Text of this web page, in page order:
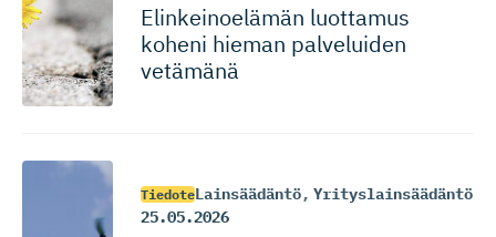
Elinkeinoelämän luottamus
koheni hieman palveluiden
vetämänä
TiedoteLainsäädäntö, Yrityslainsäädäntö
25.05.2026